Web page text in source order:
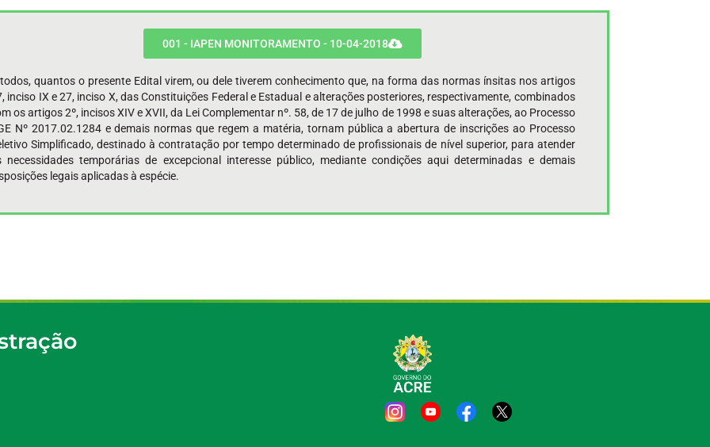
001 - IAPEN MONITORAMENTO - 10-04-2018
quantos o presente Edital virem, ou dele tiverem conhecimento que, na forma das normas ínsitas nos artigos
inciso IX e 27, inciso X, das Constituições Federal e Estadual e alterações posteriores, respectivamente, combinados
os artigos 2º, incisos XIV e XVII, da Lei Complementar nº. 58, de 17 de julho de 1998 e suas alterações, ao Processo
Nº 2017.02.1284 e demais normas que regem a matéria, tornam pública a abertura de inscrições ao Processo
Simplificado, destinado à contratação por tempo determinado de profissionais de nível superior, para atender
necessidades temporárias de excepcional interesse público, mediante condições aqui determinadas e demais
legais aplicadas à espécie.